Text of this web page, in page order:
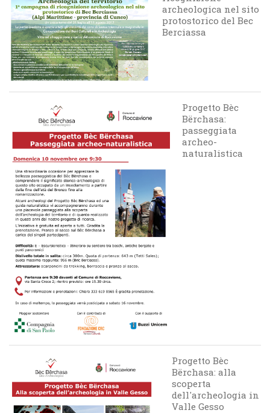
archeologica nel sito
protostorico del Bec
Berciassa
Progetto Bèc
Bërchasa:
passeggiata
archeo-
naturalistica
Progetto Bèc
Bërchasa: alla
scoperta
dell'archeologia in
Valle Gesso